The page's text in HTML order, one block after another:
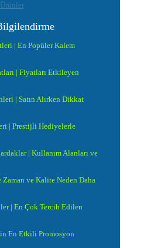
| En Popüler Kalem
| Fiyatları Etkileyen
| Satın Alırken Dikkat
| Prestijli Hediyelerle
| Kullanım Alanları ve
ve Kalite Neden Daha
| En Çok Tercih Edilen
En Etkili Promosyon